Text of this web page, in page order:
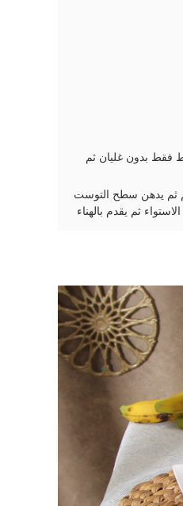
فقط بدون غليان ثم
ثم يدهن سطح التوست